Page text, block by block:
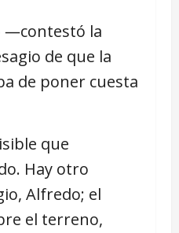
―contestó la
de que la
de poner cuesta
que
Hay otro
Alfredo; el
el terreno,